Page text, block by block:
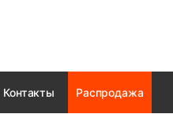
Контакты Распродажа